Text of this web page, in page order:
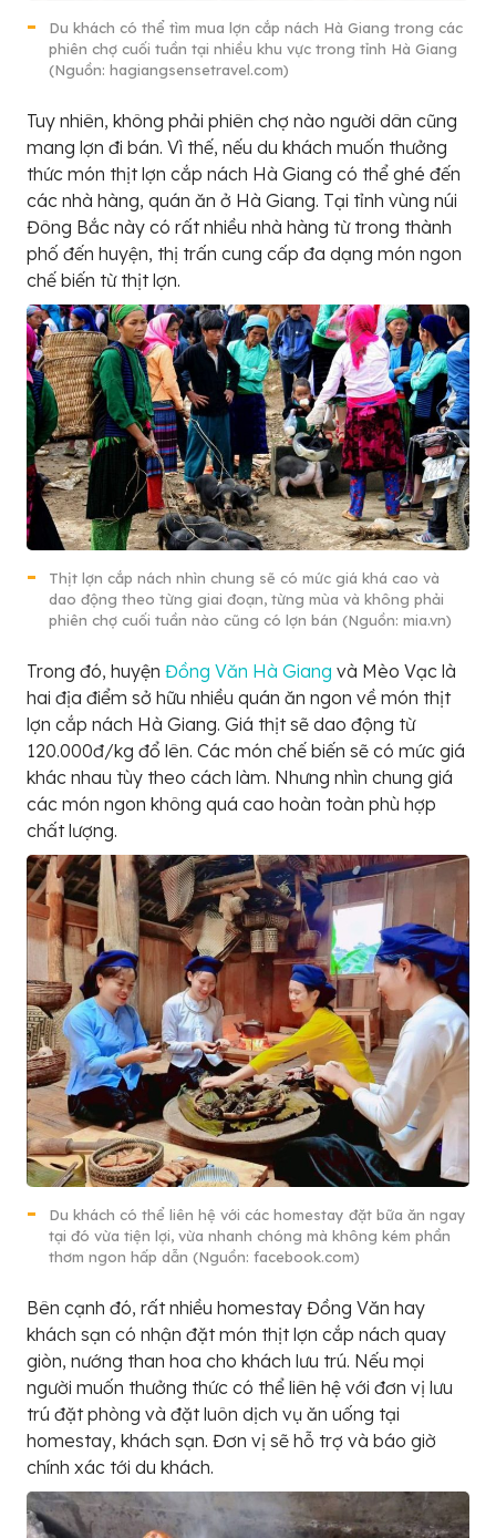
Du khách có thể tìm mua lợn cắp nách Hà Giang trong các
phiên chợ cuối tuần tại nhiều khu vực trong tỉnh Hà Giang
(Nguồn: hagiangsensetravel.com)
Tuy nhiên, không phải phiên chợ nào người dân cũng
mang lợn đi bán. Vì thế, nếu du khách muốn thưởng
thức món thịt lợn cắp nách Hà Giang có thể ghé đến
các nhà hàng, quán ăn ở Hà Giang. Tại tỉnh vùng núi
Đông Bắc này có rất nhiều nhà hàng từ trong thành
phố đến huyện, thị trấn cung cấp đa dạng món ngon
chế biến từ thịt lợn.
Thịt lợn cắp nách nhìn chung sẽ có mức giá khá cao và
dao động theo từng giai đoạn, từng mùa và không phải
phiên chợ cuối tuần nào cũng có lợn bán (Nguồn: mia.vn)
Trong đó, huyện Đồng Văn Hà Giang và Mèo Vạc là
hai địa điểm sở hữu nhiều quán ăn ngon về món thịt
lợn cắp nách Hà Giang. Giá thịt sẽ dao động từ
120.000đ/kg đổ lên. Các món chế biến sẽ có mức giá
khác nhau tùy theo cách làm. Nhưng nhìn chung giá
các món ngon không quá cao hoàn toàn phù hợp
chất lượng.
Du khách có thể liên hệ với các homestay đặt bữa ăn ngay
tại đó vừa tiện lợi, vừa nhanh chóng mà không kém phần
thơm ngon hấp dẫn (Nguồn: facebook.com)
Bên cạnh đó, rất nhiều homestay Đồng Văn hay
khách sạn có nhận đặt món thịt lợn cắp nách quay
giòn, nướng than hoa cho khách lưu trú. Nếu mọi
người muốn thưởng thức có thể liên hệ với đơn vị lưu
trú đặt phòng và đặt luôn dịch vụ ăn uống tại
homestay, khách sạn. Đơn vị sẽ hỗ trợ và báo giờ
chính xác tới du khách.